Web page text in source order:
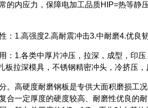
的内应力，保障电加工品质HIP=热等静
1.高强度2.高耐震冲击3.中耐磨4.优良韧
1.各类中厚片冲压，拉深，成型，印压
拉深模具，不锈钢精密冲头，冷挤压，
高硬度耐磨钢板是专供大面积磨损工
合一定厚度的硬度较高、耐磨性优良的